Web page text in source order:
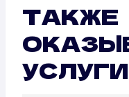
ТАКЖЕ
УСЛУГИ